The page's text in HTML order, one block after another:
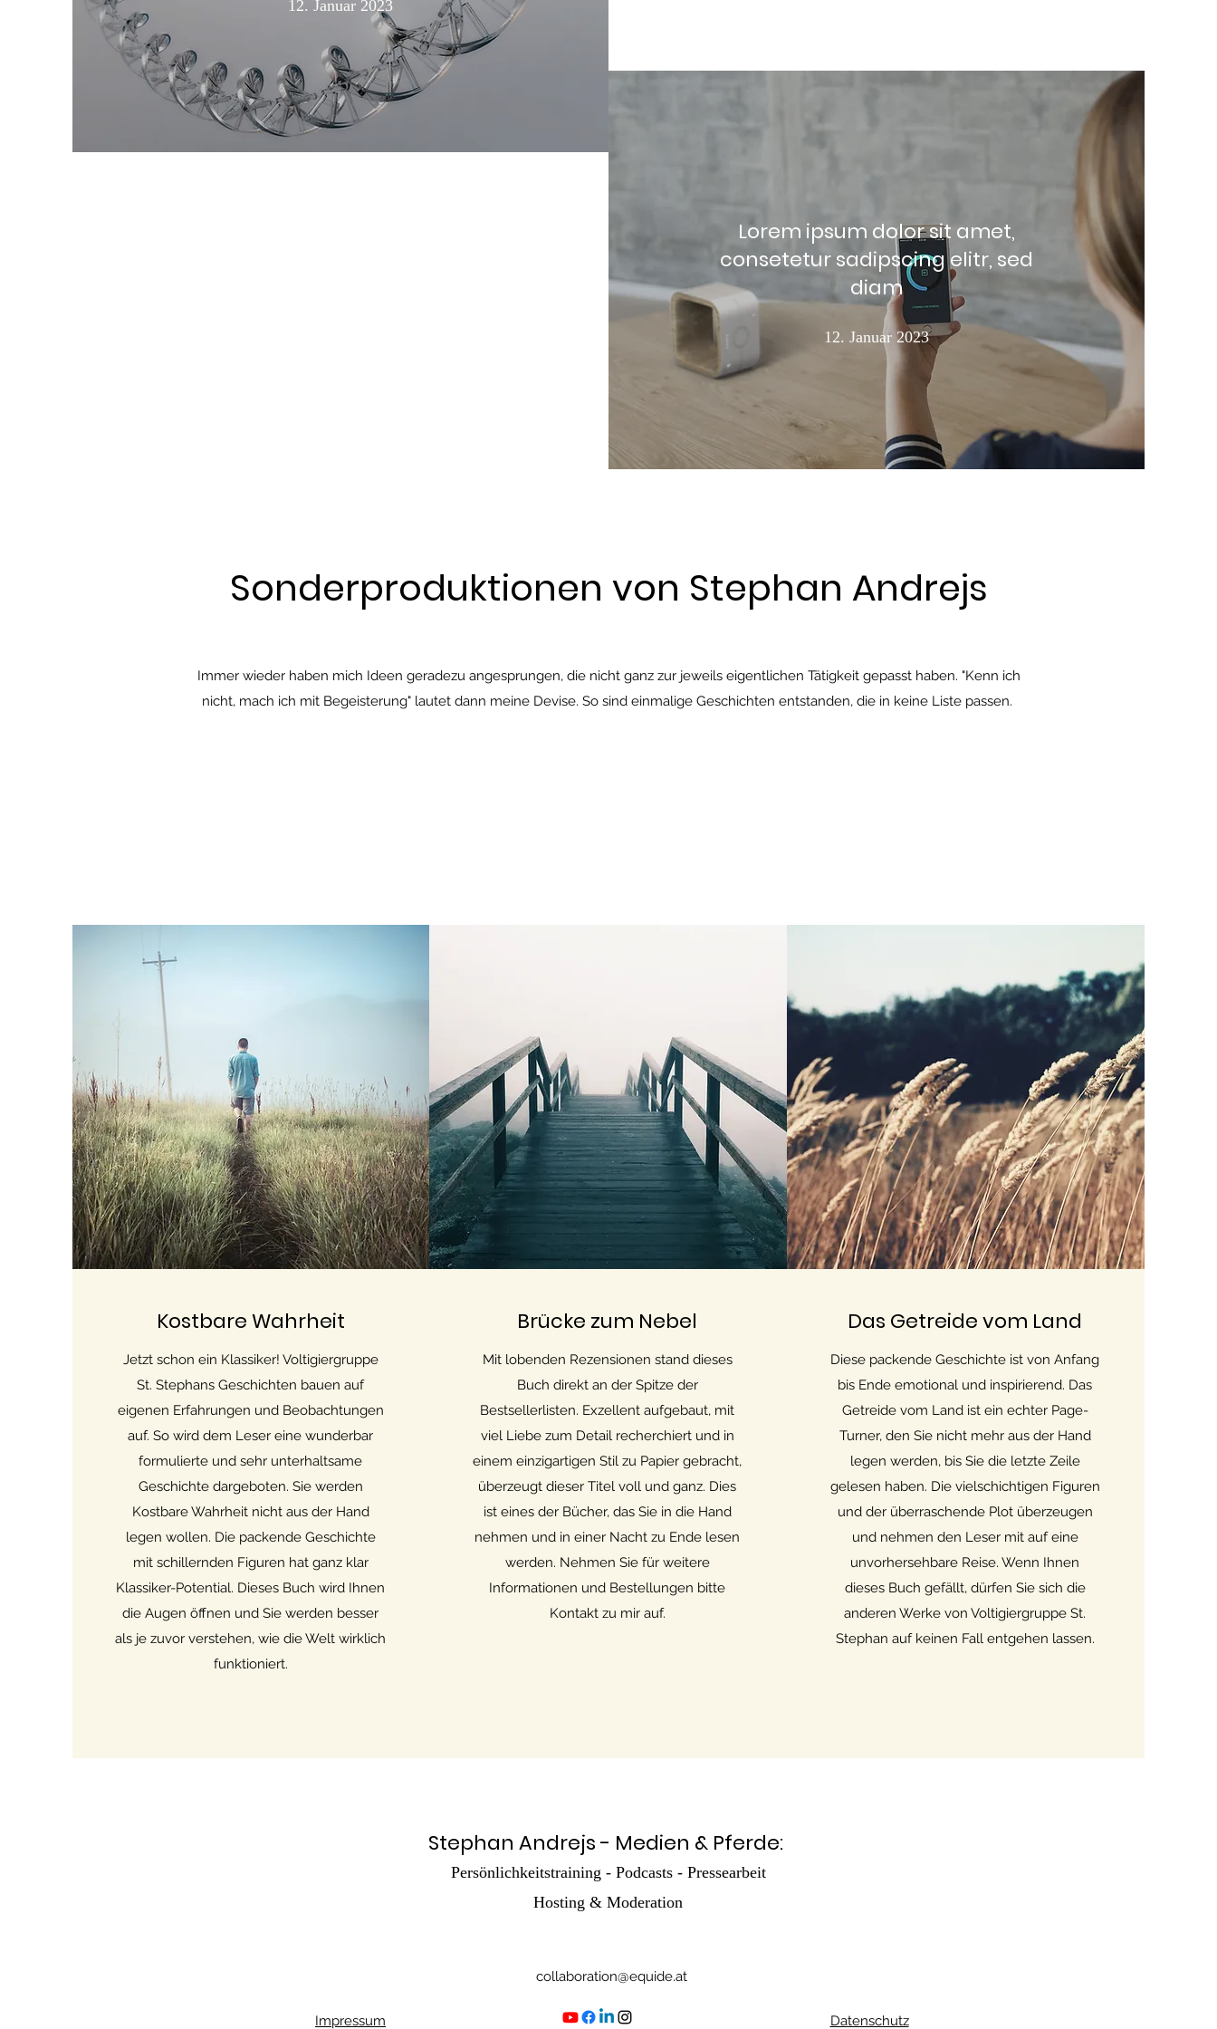
12. Januar 2023
Lorem ipsum dolor sit amet,
consetetur sadipscing elitr, sed
diam
12. Januar 2023
Sonderproduktionen von Stephan Andrejs
Immer wieder haben mich Ideen geradezu angesprungen, die nicht ganz zur jeweils eigentlichen Tätigkeit gepasst haben. "Kenn ich
nicht, mach ich mit Begeisterung" lautet dann meine Devise. So sind einmalige Geschichten entstanden, die in keine Liste passen.
Kostbare Wahrheit
Jetzt schon ein Klassiker! Voltigiergruppe
St. Stephans Geschichten bauen auf
eigenen Erfahrungen und Beobachtungen
auf. So wird dem Leser eine wunderbar
formulierte und sehr unterhaltsame
Geschichte dargeboten. Sie werden
Kostbare Wahrheit nicht aus der Hand
legen wollen. Die packende Geschichte
mit schillernden Figuren hat ganz klar
Klassiker-Potential. Dieses Buch wird Ihnen
die Augen öffnen und Sie werden besser
als je zuvor verstehen, wie die Welt wirklich
funktioniert.
Brücke zum Nebel
Mit lobenden Rezensionen stand dieses
Buch direkt an der Spitze der
Bestsellerlisten. Exzellent aufgebaut, mit
viel Liebe zum Detail recherchiert und in
einem einzigartigen Stil zu Papier gebracht,
überzeugt dieser Titel voll und ganz. Dies
ist eines der Bücher, das Sie in die Hand
nehmen und in einer Nacht zu Ende lesen
werden. Nehmen Sie für weitere
Informationen und Bestellungen bitte
Kontakt zu mir auf.
Das Getreide vom Land
Diese packende Geschichte ist von Anfang
bis Ende emotional und inspirierend. Das
Getreide vom Land ist ein echter Page-
Turner, den Sie nicht mehr aus der Hand
legen werden, bis Sie die letzte Zeile
gelesen haben. Die vielschichtigen Figuren
und der überraschende Plot überzeugen
und nehmen den Leser mit auf eine
unvorhersehbare Reise. Wenn Ihnen
dieses Buch gefällt, dürfen Sie sich die
anderen Werke von Voltigiergruppe St.
Stephan auf keinen Fall entgehen lassen.
Stephan Andrejs - Medien & Pferde:
Persönlichkeitstraining - Podcasts - Pressearbeit
Hosting & Moderation
collaboration@equide.at
Impressum Datenschutz